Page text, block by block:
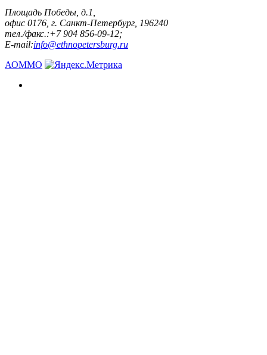
Площадь Победы, д.1,
офис 0176, г. Санкт-Петербург, 196240
тел./факс.:+7 904 856-09-12;
E-mail:info@ethnopetersburg.ru
АОММО